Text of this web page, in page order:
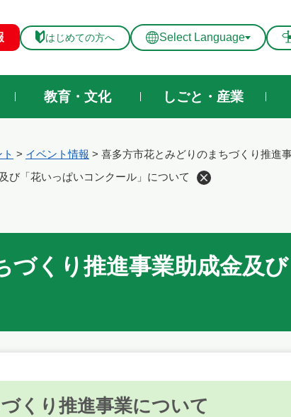
はじめての方へ Select Language
教育・文化 しごと・産業
> イベント情報 > 喜多方市花とみどりのまちづくり推進
び「花いっぱいコンクール」について
づくり推進事業助成金及
くり推進事業について